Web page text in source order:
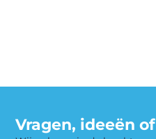
Vragen, ideeën